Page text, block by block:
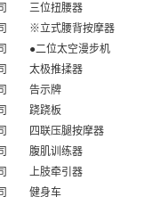
三位扭腰器
※立式腰背按摩器
●二位太空漫步机
太极推揉器
告示牌
跷跷板
四联压腿按摩器
腹肌训练器
上肢牵引器
健身车